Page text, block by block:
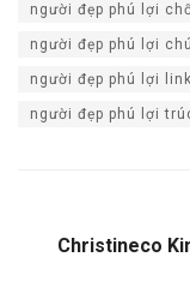
người đẹp phú lợi
người đẹp phú lợi
người đẹp phú lợi
người đẹp phú lợi
Christineco